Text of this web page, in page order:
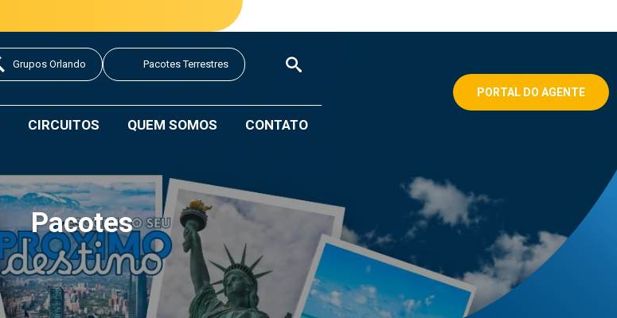
Grupos Orlando Pacotes Terrestres
CIRCUITOS QUEM SOMOS CONTATO
PORTAL DO AGENTE
Pacotes